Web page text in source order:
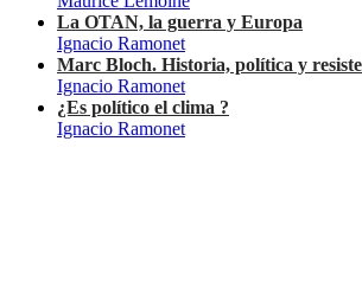
La OTAN, la guerra y Europa
Ignacio Ramonet
Marc Bloch. Historia, política y
Ignacio Ramonet
¿Es político el clima ?
Ignacio Ramonet